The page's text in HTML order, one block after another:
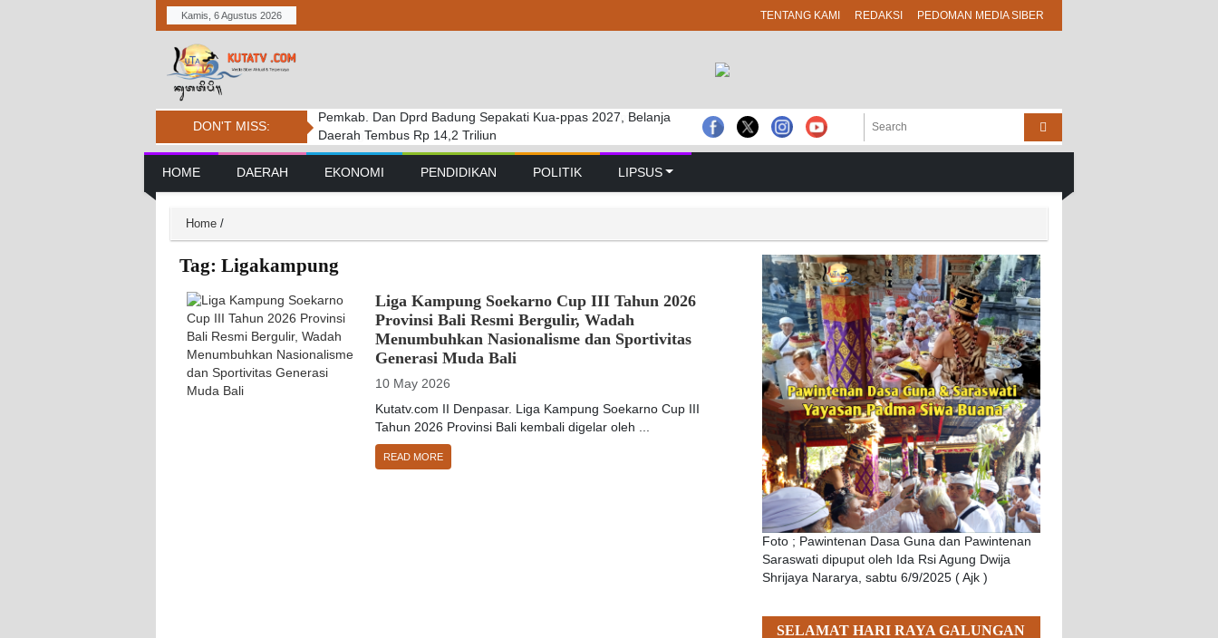
Kamis, 6 Agustus 2026 TENTANG KAMI REDAKSI PEDOMAN MEDIA SIBER
DON'T MISS:
Pemkab. Dan Dprd Badung Sepakati Kua-ppas 2027, Belanja
Daerah Tembus Rp 14,2 Triliun
DPRD BADUNG GELAR RAPAT PARIPURNA MASA
PERSIDANGAN PERTAMA TAHUN SIDANG 2026 – 2027
Penanganan Kebakaran Savana Bromo Hadapi Sejumlah
Tantangan
Main Navigation
HOME DAERAH EKONOMI PENDIDIKAN POLITIK LIPSUS
Home /
Tag: Ligakampung
Liga Kampung Soekarno Cup III Tahun 2026
Provinsi Bali Resmi Bergulir, Wadah
Menumbuhkan Nasionalisme dan Sportivitas
Generasi Muda Bali
10 May 2026
Kutatv.com II Denpasar. Liga Kampung Soekarno Cup III
Tahun 2026 Provinsi Bali kembali digelar oleh ...
READ MORE
Foto ; Pawintenan Dasa Guna dan Pawintenan
Saraswati dipuput oleh Ida Rsi Agung Dwija
Shrijaya Nararya, sabtu 6/9/2025 ( Ajk )
SELAMAT HARI RAYA GALUNGAN